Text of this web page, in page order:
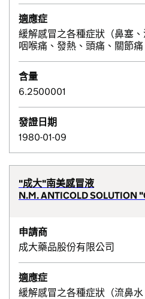
適應症
緩解感冒之各種症狀（鼻塞
咽喉痛、發熱、頭痛、關節痛
含量
6.2500001
發證日期
1980-01-09
"成大"南美感冒液
N.M. ANTICOLD SOLUTION
申請商
成大藥品股份有限公司
適應症
緩解感冒之各種症狀（流鼻